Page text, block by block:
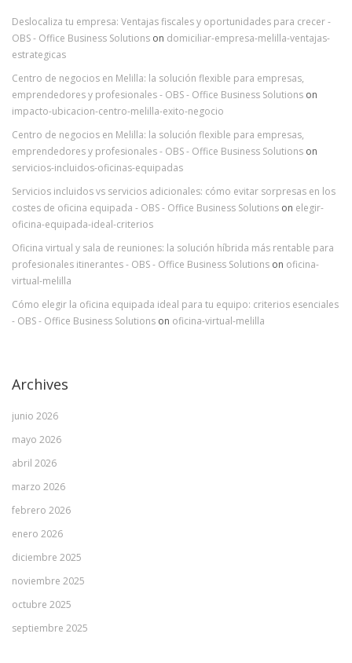
Deslocaliza tu empresa: Ventajas fiscales y oportunidades para crecer -
OBS - Office Business Solutions on domiciliar-empresa-melilla-ventajas-
estrategicas
Centro de negocios en Melilla: la solución flexible para empresas,
emprendedores y profesionales - OBS - Office Business Solutions on
impacto-ubicacion-centro-melilla-exito-negocio
Centro de negocios en Melilla: la solución flexible para empresas,
emprendedores y profesionales - OBS - Office Business Solutions on
servicios-incluidos-oficinas-equipadas
Servicios incluidos vs servicios adicionales: cómo evitar sorpresas en los
costes de oficina equipada - OBS - Office Business Solutions on elegir-
oficina-equipada-ideal-criterios
Oficina virtual y sala de reuniones: la solución híbrida más rentable para
profesionales itinerantes - OBS - Office Business Solutions on oficina-
virtual-melilla
Cómo elegir la oficina equipada ideal para tu equipo: criterios esenciales
- OBS - Office Business Solutions on oficina-virtual-melilla
Archives
junio 2026
mayo 2026
abril 2026
marzo 2026
febrero 2026
enero 2026
diciembre 2025
noviembre 2025
octubre 2025
septiembre 2025